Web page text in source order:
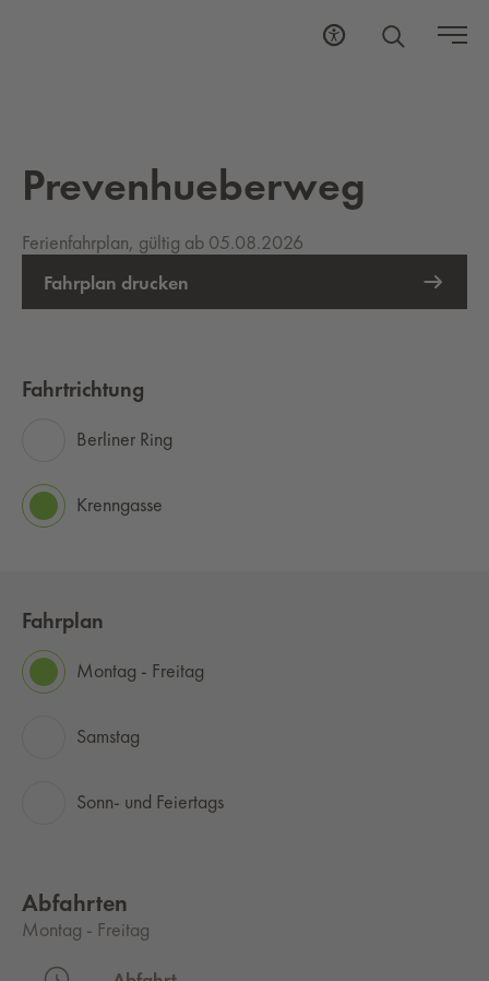
Prevenhueberweg
Ferienfahrplan, gültig ab 05.08.2026
Fahrplan drucken
Fahrtrichtung
Berliner Ring
Krenngasse
Fahrplan
Montag - Freitag
Samstag
Sonn- und Feiertags
Abfahrten
Montag - Freitag